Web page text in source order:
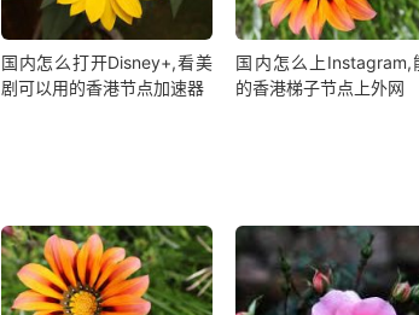
国内怎么打开Disney+,看美
剧可以用的香港节点加速器
国内怎么上Instagram,
的香港梯子节点上外网